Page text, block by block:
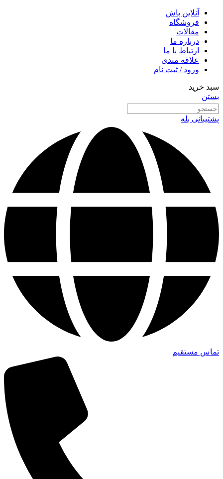
آنلاین باش
فروشگاه
مقالات
درباره ما
ارتباط با ما
علاقه مندی
ورود / ثبت نام
سبد خرید
بستن
پشتیبانی بله
تماس مستقیم